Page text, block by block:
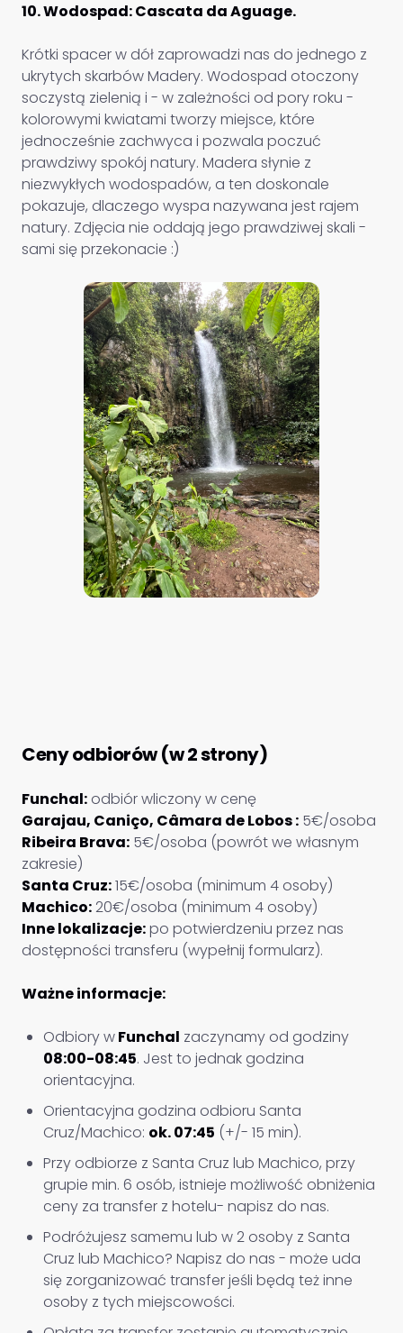
10. Wodospad: Cascata da Aguage.
Krótki spacer w dół zaprowadzi nas do jednego z
ukrytych skarbów Madery. Wodospad otoczony
soczystą zielenią i - w zależności od pory roku -
kolorowymi kwiatami tworzy miejsce, które
jednocześnie zachwyca i pozwala poczuć
prawdziwy spokój natury. Madera słynie z
niezwykłych wodospadów, a ten doskonale
pokazuje, dlaczego wyspa nazywana jest rajem
natury. Zdjęcia nie oddają jego prawdziwej skali -
sami się przekonacie :)
Ceny odbiorów (w 2 strony)
Funchal: odbiór wliczony w cenę
Garajau, Caniço, Câmara de Lobos : 5€/osoba
Ribeira Brava: 5€/osoba (powrót we własnym
zakresie)
Santa Cruz:15€/osoba (minimum 4 osoby)
Machico:20€/osoba (minimum 4 osoby)
Inne lokalizacje:po potwierdzeniu przez nas
dostępności transferu (wypełnij formularz).
Ważne informacje:
Odbiory wFunchal zaczynamy od godziny
08:00-08:45. Jest to jednak godzina
orientacyjna.
Orientacyjna godzina odbioru Santa
Cruz/Machico: ok. 07:45 (+/- 15 min).
Przy odbiorze z Santa Cruz lub Machico, przy
grupie min. 6 osób, istnieje możliwość obniżenia
ceny za transfer z hotelu- napisz do nas.
Podróżujesz samemu lub w 2 osoby z Santa
Cruz lub Machico? Napisz do nas - może uda
się zorganizować transfer jeśli będą też inne
osoby z tych miejscowości.